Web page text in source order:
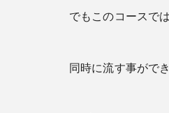
でもこのコースで
同時に流す事がで